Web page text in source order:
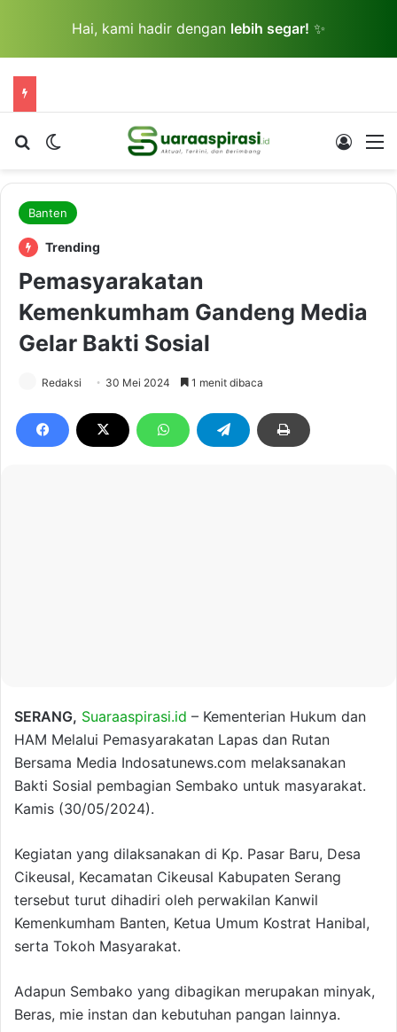
Hai, kami hadir dengan lebih segar! ✨
Cari berita...Switch skin Log In
Banten
Trending
Pemasyarakatan
Kemenkumham Gandeng Media
Gelar Bakti Sosial
Redaksi 30 Mei 2024 1 menit dibaca
SERANG, Suaraaspirasi.id – Kementerian Hukum dan
HAM Melalui Pemasyarakatan Lapas dan Rutan
Bersama Media Indosatunews.com melaksanakan
Bakti Sosial pembagian Sembako untuk masyarakat.
Kamis (30/05/2024).
Kegiatan yang dilaksanakan di Kp. Pasar Baru, Desa
Cikeusal, Kecamatan Cikeusal Kabupaten Serang
tersebut turut dihadiri oleh perwakilan Kanwil
Kemenkumham Banten, Ketua Umum Kostrat Hanibal,
serta Tokoh Masyarakat.
Adapun Sembako yang dibagikan merupakan minyak,
Beras, mie instan dan kebutuhan pangan lainnya.